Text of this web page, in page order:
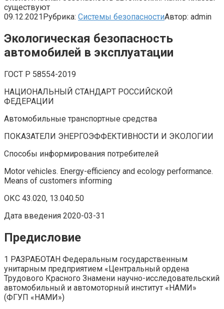
существуют
09.12.2021Рубрика: Системы безопасностиАвтор: admin
Экологическая безопасность
автомобилей в эксплуатации
ГОСТ Р 58554-2019
НАЦИОНАЛЬНЫЙ СТАНДАРТ РОССИЙСКОЙ
ФЕДЕРАЦИИ
Автомобильные транспортные средства
ПОКАЗАТЕЛИ ЭНЕРГОЭФФЕКТИВНОСТИ И ЭКОЛОГИИ
Способы информирования потребителей
Motor vehicles. Energy-efficiency and ecology performance.
Means of customers informing
ОКС 43.020, 13.040.50
Дата введения 2020-03-31
Предисловие
1 РАЗРАБОТАН Федеральным государственным
унитарным предприятием «Центральный ордена
Трудового Красного Знамени научно-исследовательский
автомобильный и автомоторный институт «НАМИ»
(ФГУП «НАМИ»)